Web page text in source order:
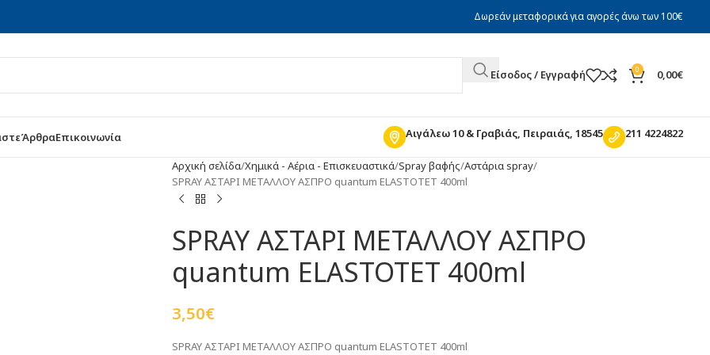
Δωρεάν μεταφορικά για αγορές άνω των 100€
Είσοδος / Εγγραφή 0 0,00€
ΆρθραΕπικοινωνία Αιγάλεω 10 & Γραβιάς, Πειραιάς, 18545 211 4224822
Αρχική σελίδα Χημικά - Αέρια - Επισκευαστικά Spray βαφής Αστάρια spray
SPRAY ΑΣΤΑΡΙ ΜΕΤΑΛΛΟΥ ΑΣΠΡΟ quantum ELASTOTET 400ml
SPRAY ΑΣΤΑΡΙ ΜΕΤΑΛΛΟΥ ΑΣΠΡΟ
quantum ELASTOTET 400ml
3,50€
SPRAY ΑΣΤΑΡΙ ΜΕΤΑΛΛΟΥ ΑΣΠΡΟ quantum ELASTOTET 400ml